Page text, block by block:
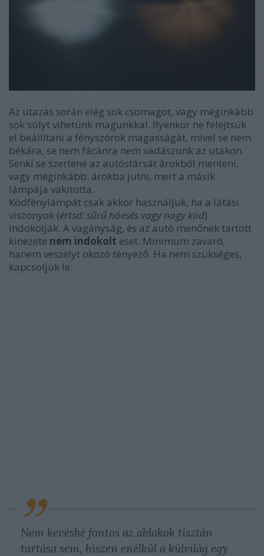
Az utazás során elég sok csomagot, vagy méginkább
sok súlyt vihetünk magunkkal. Ilyenkor ne felejtsük
el beállítani a fényszórok magasságát, mivel se nem
békára, se nem fácánra nem vadászunk az utakon.
Senki se szertené az autóstársát árokból menteni,
vagy méginkább: árokba jutni, mert a másik
lámpája vakította.
Ködfénylámpát csak akkor használjuk, ha a látási
viszonyok (értsd: sűrű hóesés vagy nagy köd)
indokolják. A vagányság, és az autó menőnek tartott
kinézete nem indokolt eset. Minimum zavaró,
hanem veszélyt okozó tényező. Ha nem szükséges,
kapcsoljuk le.
Nem kevésbé fontos az ablakok tisztán
tartása sem, hiszen enélkül a külvilág egy